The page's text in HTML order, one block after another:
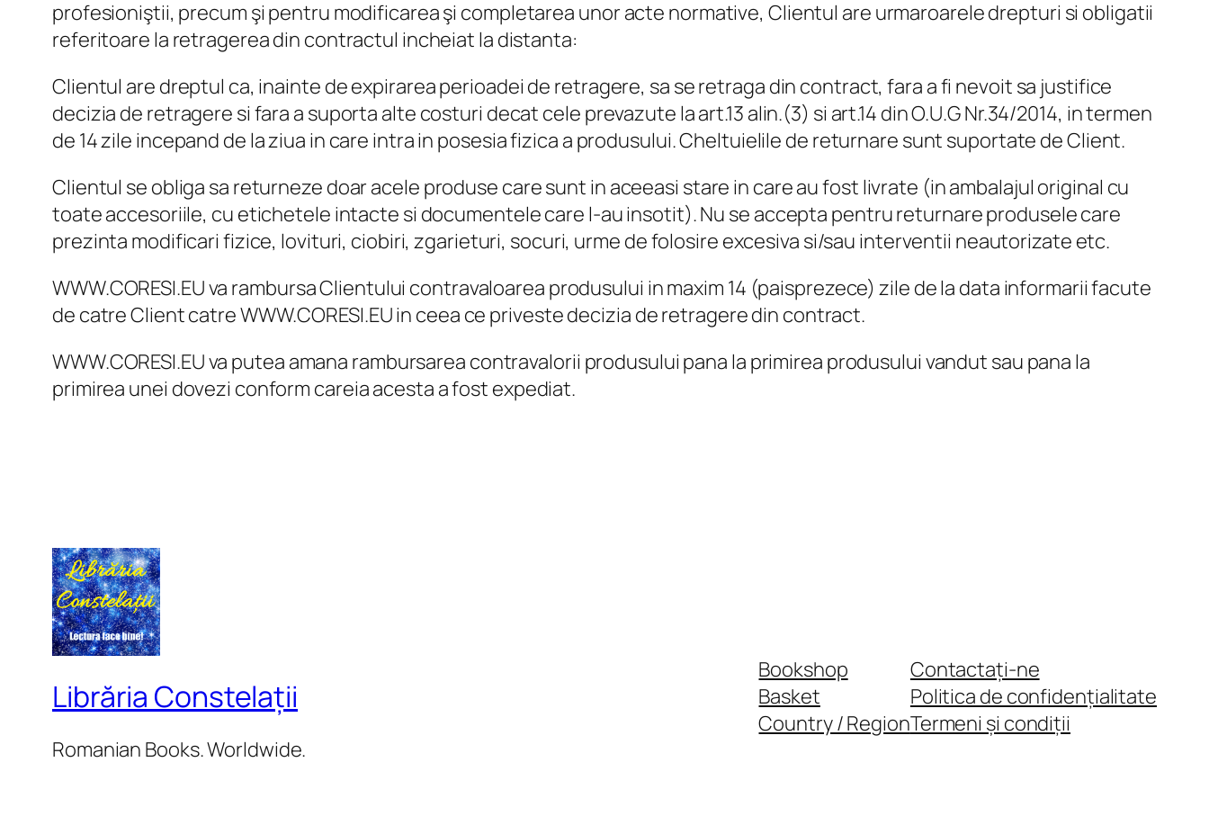
profesioniştii, precum şi pentru modificarea şi completarea unor acte normative, Clientul are urmaroarele drepturi si obligatii
referitoare la retragerea din contractul incheiat la distanta:
Clientul are dreptul ca, inainte de expirarea perioadei de retragere, sa se retraga din contract, fara a fi nevoit sa justifice
decizia de retragere si fara a suporta alte costuri decat cele prevazute la art.13 alin.(3) si art.14 din O.U.G Nr.34/2014, in termen
de 14 zile incepand de la ziua in care intra in posesia fizica a produsului. Cheltuielile de returnare sunt suportate de Client.
Clientul se obliga sa returneze doar acele produse care sunt in aceeasi stare in care au fost livrate (in ambalajul original cu
toate accesoriile, cu etichetele intacte si documentele care l-au insotit). Nu se accepta pentru returnare produsele care
prezinta modificari fizice, lovituri, ciobiri, zgarieturi, socuri, urme de folosire excesiva si/sau interventii neautorizate etc.
WWW.CORESI.EU va rambursa Clientului contravaloarea produsului in maxim 14 (paisprezece) zile de la data informarii facute
de catre Client catre WWW.CORESI.EU in ceea ce priveste decizia de retragere din contract.
WWW.CORESI.EU va putea amana rambursarea contravalorii produsului pana la primirea produsului vandut sau pana la
primirea unei dovezi conform careia acesta a fost expediat.
Librăria Constelații
Romanian Books. Worldwide.
Bookshop
Basket
Country / Region
Contactați-ne
Politica de confidențialitate
Termeni și condiții